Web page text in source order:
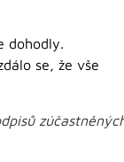
dohodly.
se, že vše